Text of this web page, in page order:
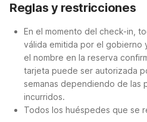
Reglas y restricciones
En el momento del check-in,
válida emitida por el
el nombre en la reserva
tarjeta puede ser autorizada
semanas dependiendo de las
incurridos.
Todos los huéspedes que se